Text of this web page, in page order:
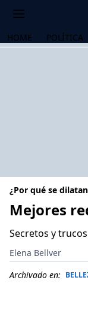
HOME POLÍTICA
¿Por qué se
Mejores
Secretos y trucos
Elena Bellver
Archivado en: